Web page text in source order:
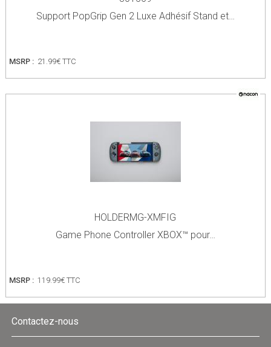
Support PopGrip Gen 2 Luxe Adhésif Stand et…
MSRP : 21.99€ TTC
HOLDERMG-XMFIG
Game Phone Controller XBOX™ pour…
MSRP : 119.99€ TTC
Contactez-nous